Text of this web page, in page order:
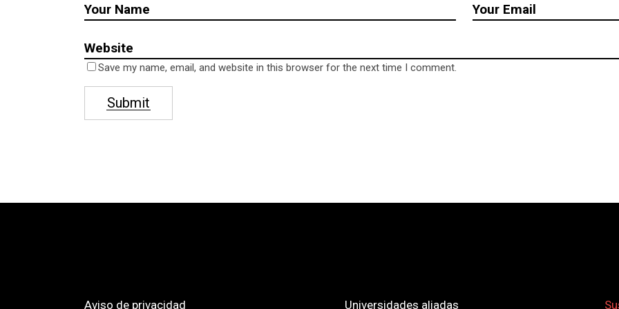
Save my name, email, and website in this browser for the next time I comment.
Submit
Aviso de privacidad Universidades aliadas